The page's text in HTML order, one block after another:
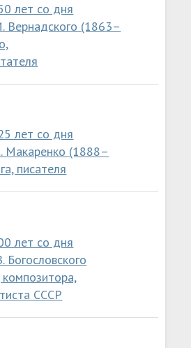
лет со дня
Вернадского (1863–
лет со дня
Макаренко (1888–
писателя
лет со дня
СССР